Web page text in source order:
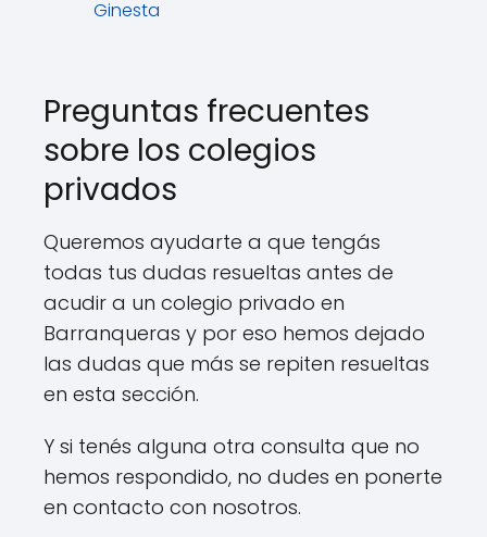
Ginesta
Preguntas frecuentes
sobre los colegios
privados
Queremos ayudarte a que tengás
todas tus dudas resueltas antes de
acudir a un colegio privado en
Barranqueras y por eso hemos dejado
las dudas que más se repiten resueltas
en esta sección.
Y si tenés alguna otra consulta que no
hemos respondido, no dudes en ponerte
en contacto con nosotros.